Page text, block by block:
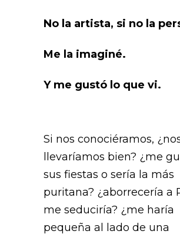
No la artista, si no la
Me la imaginé.
Y me gustó lo que vi.
Si nos conociéramos,
llevaríamos bien? ¿me
sus fiestas o sería la más
puritana? ¿aborrecería a
me seduciría? ¿me haría
pequeña al lado de una